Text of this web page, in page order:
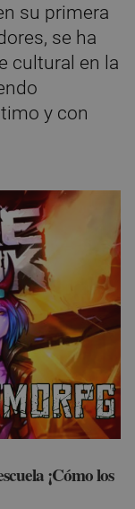
su primera
se ha
cultural en la
y con
¡Cómo los